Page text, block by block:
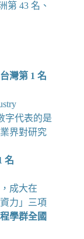
第 43 名、
灣第 1 名
字代表的是
界對研究
名
成大在
力」三項
學群全國